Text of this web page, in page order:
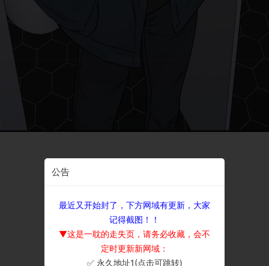
公告
最近又开始封了，下方网域有更新，大家
记得截图！！
▼这是一耽的走失页，请务必收藏，会不
定时更新新网域：
✅ 永久地址1(点击可跳转)